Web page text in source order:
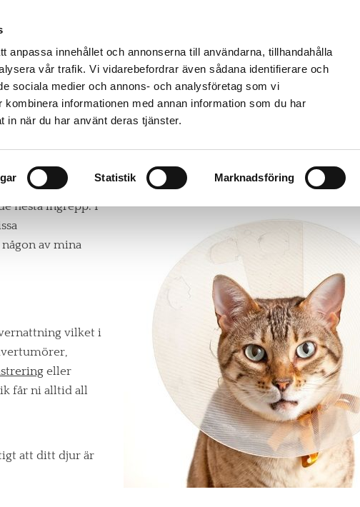
anpassa innehållet och annonserna till användarna, tillhandahålla
vår trafik. Vi vidarebefordrar även sådana identifierare och
sociala medier och annons- och analysföretag som vi
informationen med annan information som du har
in när du har använt deras tjänster.
Statistik Marknadsföring
TIDSBOKNING BEHANDLINGAR OM KLINIKEN
flesta ingrepp. I
av mina
vilket i
eller
får ni alltid all
att ditt djur är